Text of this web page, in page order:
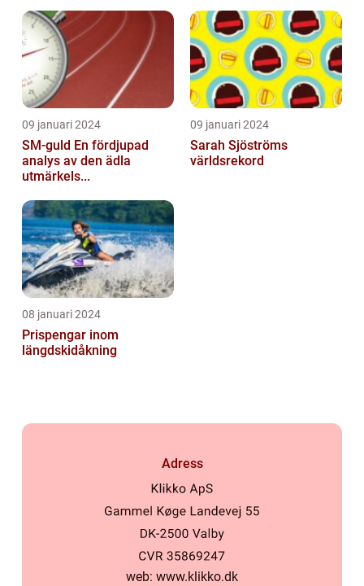
09 januari 2024
SM-guld En fördjupad
analys av den ädla
utmärkels...
09 januari 2024
Sarah Sjöströms
världsrekord
08 januari 2024
Prispengar inom
längdskidåkning
Adress
web: www.klikko.dk